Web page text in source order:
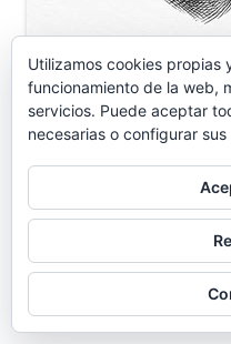
Portuense de adopción
nuestra Ciudad. Impulsor
empresariales
CISO, experto en
Redes.
Página alojada en:
Utilizamos cookies propias
funcionamiento de la web,
servicios. Puede aceptar
necesarias o configurar